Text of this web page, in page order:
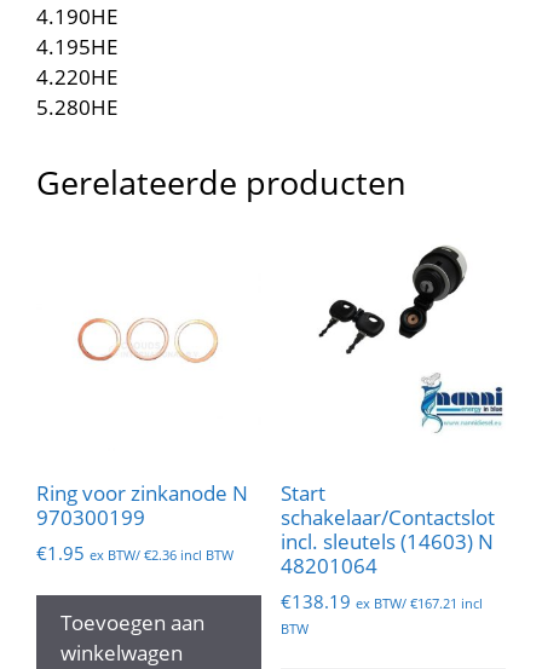
4.190HE
4.195HE
4.220HE
5.280HE
Gerelateerde producten
Ring voor zinkanode N
970300199
€1.95 ex BTW/ €2.36 incl BTW
Toevoegen aan
winkelwagen
Start
schakelaar/Contactslot
incl. sleutels (14603) N
48201064
€138.19 ex BTW/ €167.21 incl
BTW